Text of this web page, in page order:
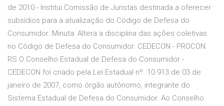
de 2010 - Institui Comissão de Juristas destinada a oferecer
subsídios para a atualização do Código de Defesa do
Consumidor. Minuta: Altera a disciplina das ações coletivas
no Código de Defesa do Consumidor. CEDECON - PROCON
RS O Conselho Estadual de Defesa do Consumidor -
CEDECON foi criado pela Lei Estadual nº. 10.913 de 03 de
janeiro de 2007, como órgão autônomo, integrante do
Sistema Estadual de Defesa do Consumidor. Ao Conselho